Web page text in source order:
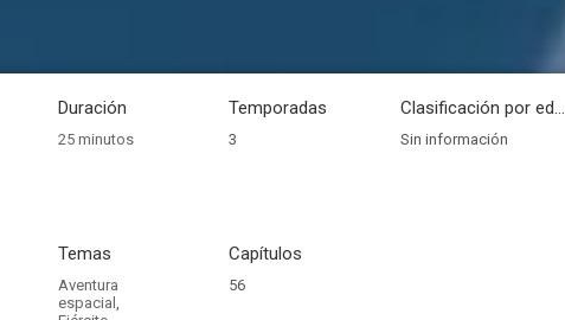
Duración
25 minutos
Temporadas
3
Clasificación por edades
Sin información
Temas
Aventura
espacial ,
Capítulos
56